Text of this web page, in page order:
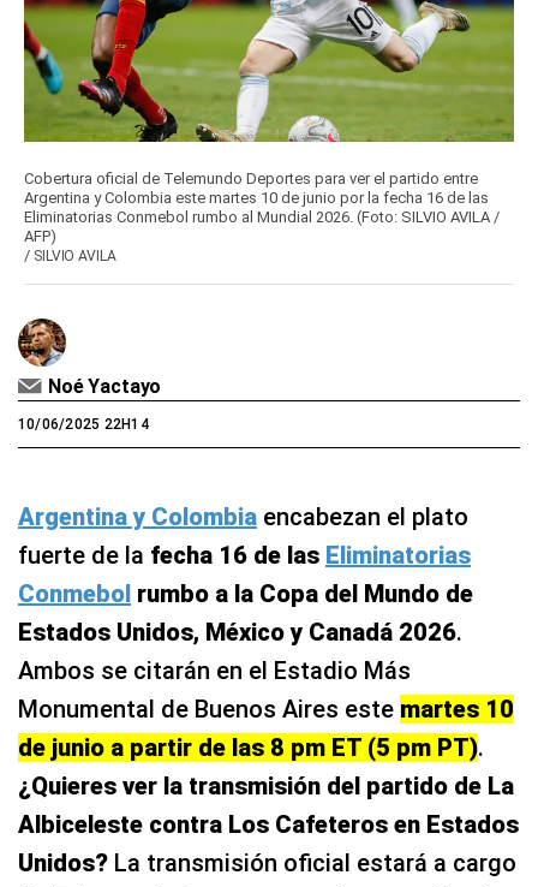
Cobertura oficial de Telemundo Deportes para ver el partido entre
Argentina y Colombia este martes 10 de junio por la fecha 16 de las
Eliminatorias Conmebol rumbo al Mundial 2026. (Foto: SILVIO AVILA /
AFP)
/ SILVIO AVILA
Noé Yactayo
10/06/2025 22H14
Argentina y Colombia encabezan el plato
fuerte de la fecha 16 de las Eliminatorias
Conmebol rumbo a la Copa del Mundo de
Estados Unidos, México y Canadá 2026.
Ambos se citarán en el Estadio Más
Monumental de Buenos Aires este martes 10
de junio a partir de las 8 pm ET (5 pm PT).
¿Quieres ver la transmisión del partido de La
Albiceleste contra Los Cafeteros en Estados
Unidos? La transmisión oficial estará a cargo